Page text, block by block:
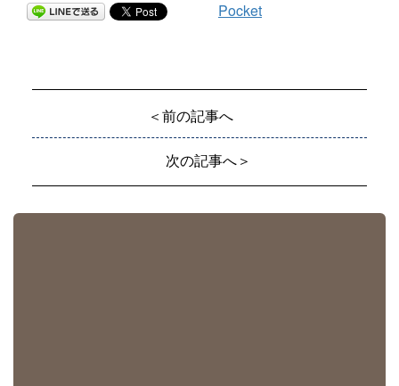
Pocket
＜前の記事へ
次の記事へ＞